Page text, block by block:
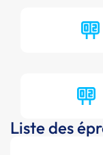
Liste des